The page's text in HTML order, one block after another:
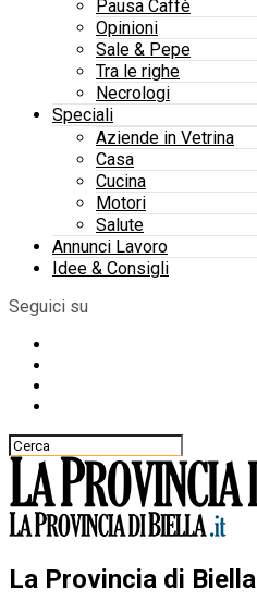
Pausa Caffè
Opinioni
Sale & Pepe
Tra le righe
Necrologi
Speciali
Aziende in Vetrina
Casa
Cucina
Motori
Salute
Annunci Lavoro
Idee & Consigli
Seguici su
La Provincia di Biella